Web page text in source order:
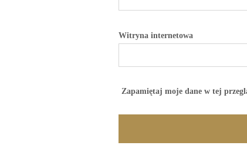
Witryna internetowa
Zapamiętaj moje dane w tej